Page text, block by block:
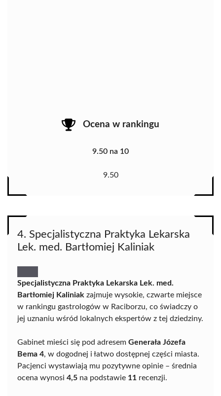
Ocena w rankingu
9.50 na 10
9.50
4. Specjalistyczna Praktyka Lekarska
Lek. med. Bartłomiej Kaliniak
Specjalistyczna Praktyka Lekarska Lek. med.
Bartłomiej Kaliniak zajmuje wysokie, czwarte miejsce
w rankingu gastrologów w Raciborzu, co świadczy o
jej uznaniu wśród lokalnych ekspertów z tej dziedziny.
Gabinet mieści się pod adresem Generała Józefa
Bema 4, w dogodnej i łatwo dostępnej części miasta.
Pacjenci wystawiają mu pozytywne opinie – średnia
ocena wynosi 4,5 na podstawie 11 recenzji.